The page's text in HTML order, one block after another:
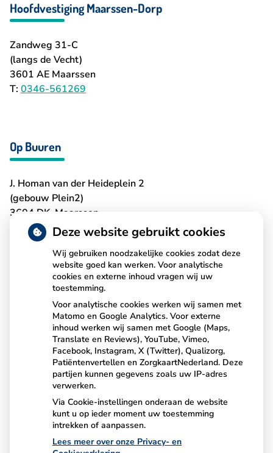
Hoofdvestiging Maarssen-Dorp
Zandweg 31-C
(langs de Vecht)
3601 AE Maarssen
T: 0346-561269
Op Buuren
J. Homan van der Heideplein 2
(gebouw Plein2)
3604 DK Maarssen
0346-561269
Uw toestemming EPD
Online toestemming voor gebruik Elektronisch Patiënten
Dossier (EPD)? ... Dat kan, u kunt het regelen via de
Het formulier mag u ook bij ons inleveren.
Deze website gebruikt cookies
Wij gebruiken noodzakelijke cookies zodat deze
website goed kan werken. Voor analytische
cookies en externe inhoud vragen wij uw
toestemming.
Voor analytische cookies werken wij samen met
Matomo en Google Analytics. Voor externe
inhoud werken wij samen met Google (Maps,
Translate en Reviews), YouTube, Vimeo,
Facebook, Instagram, X (Twitter), Qualizorg,
Patiëntenvertellen en ZorgkaartNederland. Deze
partijen kunnen gegevens zoals uw IP-adres
verwerken.
Via Cookie-instellingen onderaan de website
kunt u op ieder moment uw toestemming
intrekken of aanpassen.
Lees meer over onze Privacy- en